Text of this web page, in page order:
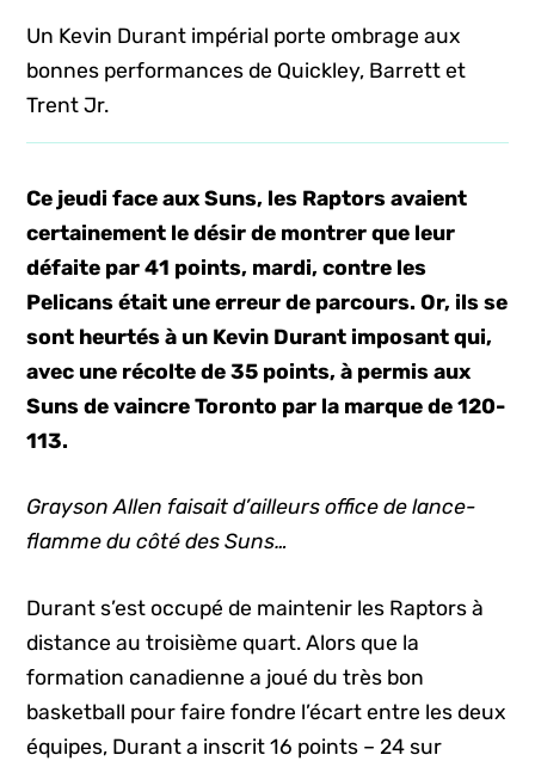
Un Kevin Durant impérial porte ombrage aux
bonnes performances de Quickley, Barrett et
Trent Jr.
Ce jeudi face aux Suns, les Raptors avaient
certainement le désir de montrer que leur
défaite par 41 points, mardi, contre les
Pelicans était une erreur de parcours. Or, ils se
sont heurtés à un Kevin Durant imposant qui,
avec une récolte de 35 points, à permis aux
Suns de vaincre Toronto par la marque de 120-
113.
Grayson Allen faisait d’ailleurs office de lance-
flamme du côté des Suns…
Durant s’est occupé de maintenir les Raptors à
distance au troisième quart. Alors que la
formation canadienne a joué du très bon
basketball pour faire fondre l’écart entre les deux
équipes, Durant a inscrit 16 points – 24 sur